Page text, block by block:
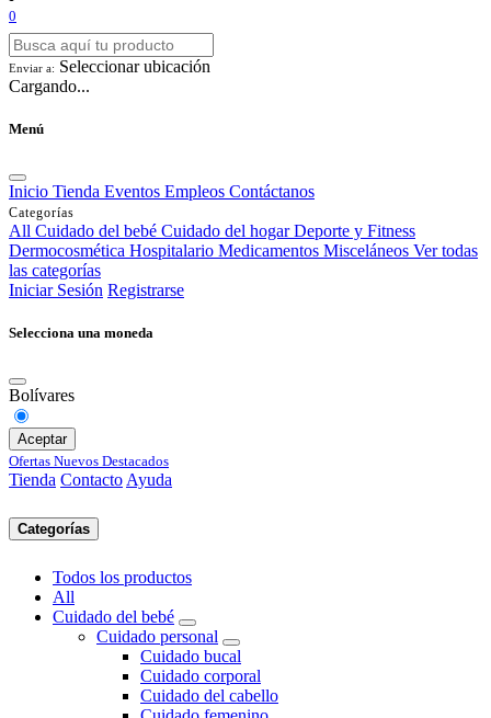
0
Enviar a: Seleccionar ubicación
Cargando...
Menú
Inicio Tienda Eventos Empleos Contáctanos
Categorías
All Cuidado del bebé Cuidado del hogar Deporte y Fitness
Dermocosmética Hospitalario Medicamentos Misceláneos Ver todas
las categorías
Iniciar Sesión Registrarse
Selecciona una moneda
Bolívares
Aceptar
Ofertas Nuevos Destacados
Tienda Contacto Ayuda
Categorías
Todos los productos
All
Cuidado del bebé
Cuidado personal
Cuidado bucal
Cuidado corporal
Cuidado del cabello